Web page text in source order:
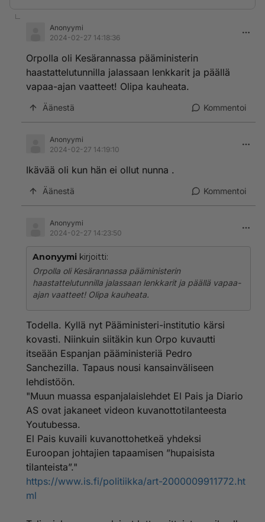
Anonyymi
2024-02-27 14:18:36
Orpolla oli Kesärannassa pääministerin
haastattelutunnilla jalassaan lenkkarit ja päällä
vapaa-ajan vaatteet! Olipa kauheata.
Äänestä Kommentoi
Anonyymi
2024-02-27 14:19:10
Ikävää oli kun hän ei ollut nunna .
Äänestä Kommentoi
Anonyymi
2024-02-27 14:23:50
Anonyymi kirjoitti:
Orpolla oli Kesärannassa pääministerin
haastattelutunnilla jalassaan lenkkarit ja päällä vapaa-
ajan vaatteet! Olipa kauheata.
Todella. Kyllä nyt Pääministeri-institutio kärsi
kovasti. Niinkuin siitäkin kun Orpo kuvautti
itseään Espanjan pääministeriä Pedro
Sanchezilla. Tapaus nousi kansainväliseen
lehdistöön.
"Muun muassa espanjalaislehdet El Pais ja Diario
AS ovat jakaneet videon kuvanottotilanteesta
Youtubessa.
El Pais kuvaili kuvanottohetkeä yhdeksi
Euroopan johtajien tapaamisen ”hupaisista
tilanteista”."
https://www.is.fi/politiikka/art-2000009911772.ht
ml